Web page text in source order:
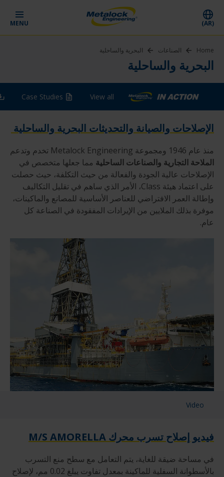
(AR)
MENU
Home الصناعات البحرية والساحلية
البحرية والساحلية
View all
Case Studies
الإصلاحات والصيانة والتحديثات البحرية والساحلية
منذ عام 1946 ومجموعة Metalock Engineering تخدم وتدعم
الملاحة التجارية والصناعات الساحلية مما جعلها متخصص في
الإصلاحات عالية الجودة والفعالة من حيث التكلفة، حيث حصلت
على اعتماد هيئة Class، الأمر الذي ساهم في تقليل التكاليف
وإطالة العمر الافتراضي للعناصر الأساسية للمصانع والماكينات،
موفرة بذلك الملايين من الإيرادات المفقودة في الصناعة كل
عام.
Video
فيديو إصلاح تسرب محرك M/S AMORELLA‏
في مساحة ضيقة للغاية، يتم التعامل مع سطح منع التسرب
بالأسطوانة السفلية للماكينة بمعدل تفاوت يبلغ 0.02 مم، لإصلاح